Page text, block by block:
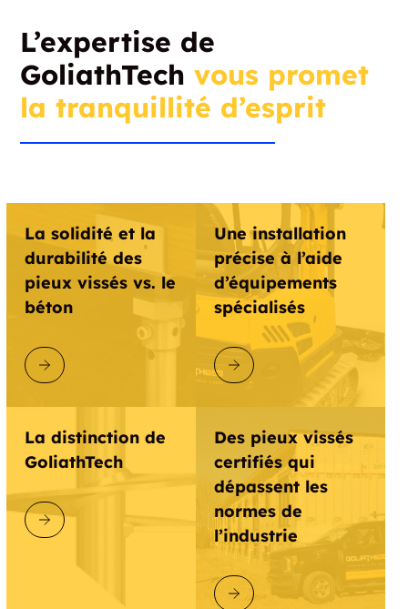
L’expertise de
GoliathTechvous promet
la tranquillité d’esprit
La solidité et la
durabilité des
pieux vissés vs. le
béton
DÉCOUVRIR GOLIATHTECH
Une installation
précise à l’aide
d’équipements
spécialisés
DÉCOUVRIR GOLIATHTECH
La distinction de
GoliathTech
DÉCOUVRIR GOLIATHTECH
Des pieux vissés
certifiés qui
dépassent les
normes de
l’industrie
DÉCOUVRIR GOLIATHTECH